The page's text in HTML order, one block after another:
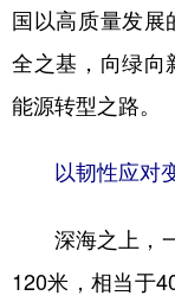
公益
地方频道
北京
辽宁
国以高质量发
全之基，向绿向
能源转型之路。
以韧性应对变
深海之上，一
120米，相当于